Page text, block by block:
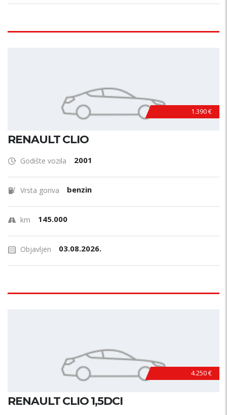
1.390 €
RENAULT CLIO
Godište vozila 2001
Vrsta goriva benzin
km 145.000
Objavljen 03.08.2026.
4.250 €
RENAULT CLIO 1,5DCI